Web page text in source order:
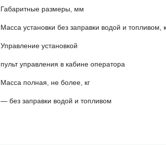
Габаритные
Масса установки без
Управление установкой
пульт управления в кабине оператора
Масса полная,
— без заправки